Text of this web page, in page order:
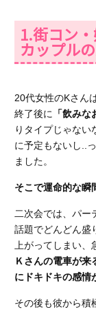
1.街コン
カップル
20代女性のKさん
終了後に
「飲みな
りタイプじゃな
に予定もないし..
ました。
そこで運命的な瞬
二次会では、パー
話題でどんどん盛
上がってしまい、
Ｋさんの電車が来
にドキドキの感情
その後も彼から積